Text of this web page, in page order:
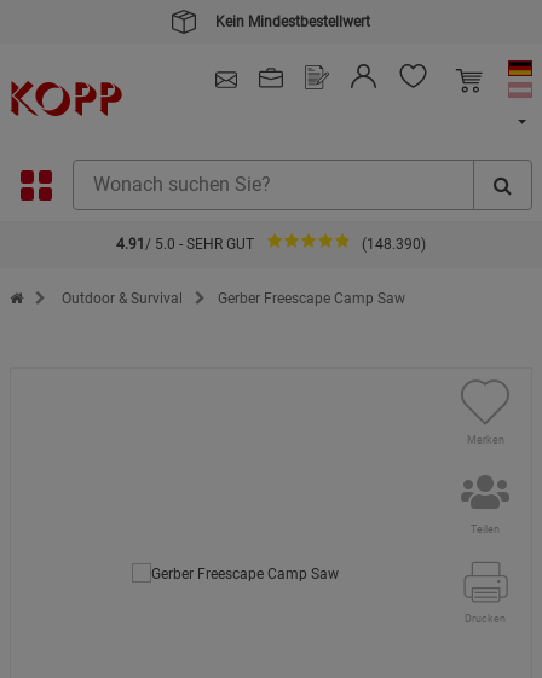
Kein Mindestbestellwert
4.91 / 5.0 - SEHR GUT (148.390)
Zur Startseite des Kopp Verlag Online-Shop
Outdoor & Survival Gerber Freescape Camp Saw
Merken
Teilen
Drucken